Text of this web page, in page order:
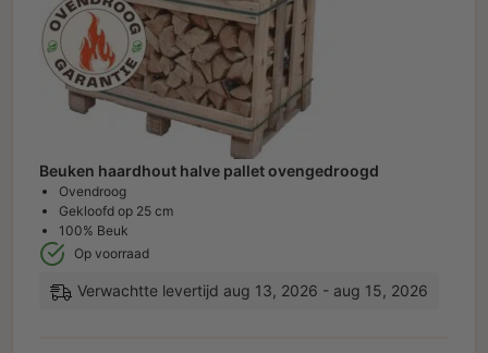
Beuken haardhout halve pallet ovengedroogd
Ovendroog
Gekloofd op 25 cm
100% Beuk
Op voorraad
Verwachtte levertijd aug 13, 2026 - aug 15, 2026